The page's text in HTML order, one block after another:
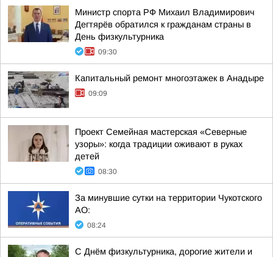
Министр спорта РФ Михаил Владимирович
Дегтярёв обратился к гражданам страны в
День физкультурника
09:30
Капитальный ремонт многоэтажек в Анадыре
09:09
Проект Семейная мастерская «Северные
узоры»: когда традиции оживают в руках
детей
08:30
За минувшие сутки на территории Чукотского
АО:
08:24
С Днём физкультурника, дорогие жители и